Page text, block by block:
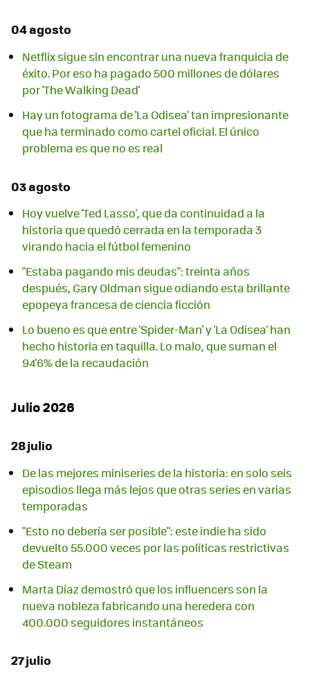
04 agosto
Netflix sigue sin encontrar una nueva franquicia de
éxito. Por eso ha pagado 500 millones de dólares
por 'The Walking Dead'
Hay un fotograma de 'La Odisea' tan impresionante
que ha terminado como cartel oficial. El único
problema es que no es real
03 agosto
Hoy vuelve 'Ted Lasso', que da continuidad a la
historia que quedó cerrada en la temporada 3
virando hacia el fútbol femenino
"Estaba pagando mis deudas": treinta años
después, Gary Oldman sigue odiando esta brillante
epopeya francesa de ciencia ficción
Lo bueno es que entre 'Spider-Man' y 'La Odisea' han
hecho historia en taquilla. Lo malo, que suman el
94'6% de la recaudación
Julio 2026
28 julio
De las mejores miniseries de la historia: en solo seis
episodios llega más lejos que otras series en varias
temporadas
"Esto no debería ser posible": este indie ha sido
devuelto 55.000 veces por las políticas restrictivas
de Steam
Marta Díaz demostró que los influencers son la
nueva nobleza fabricando una heredera con
400.000 seguidores instantáneos
27 julio